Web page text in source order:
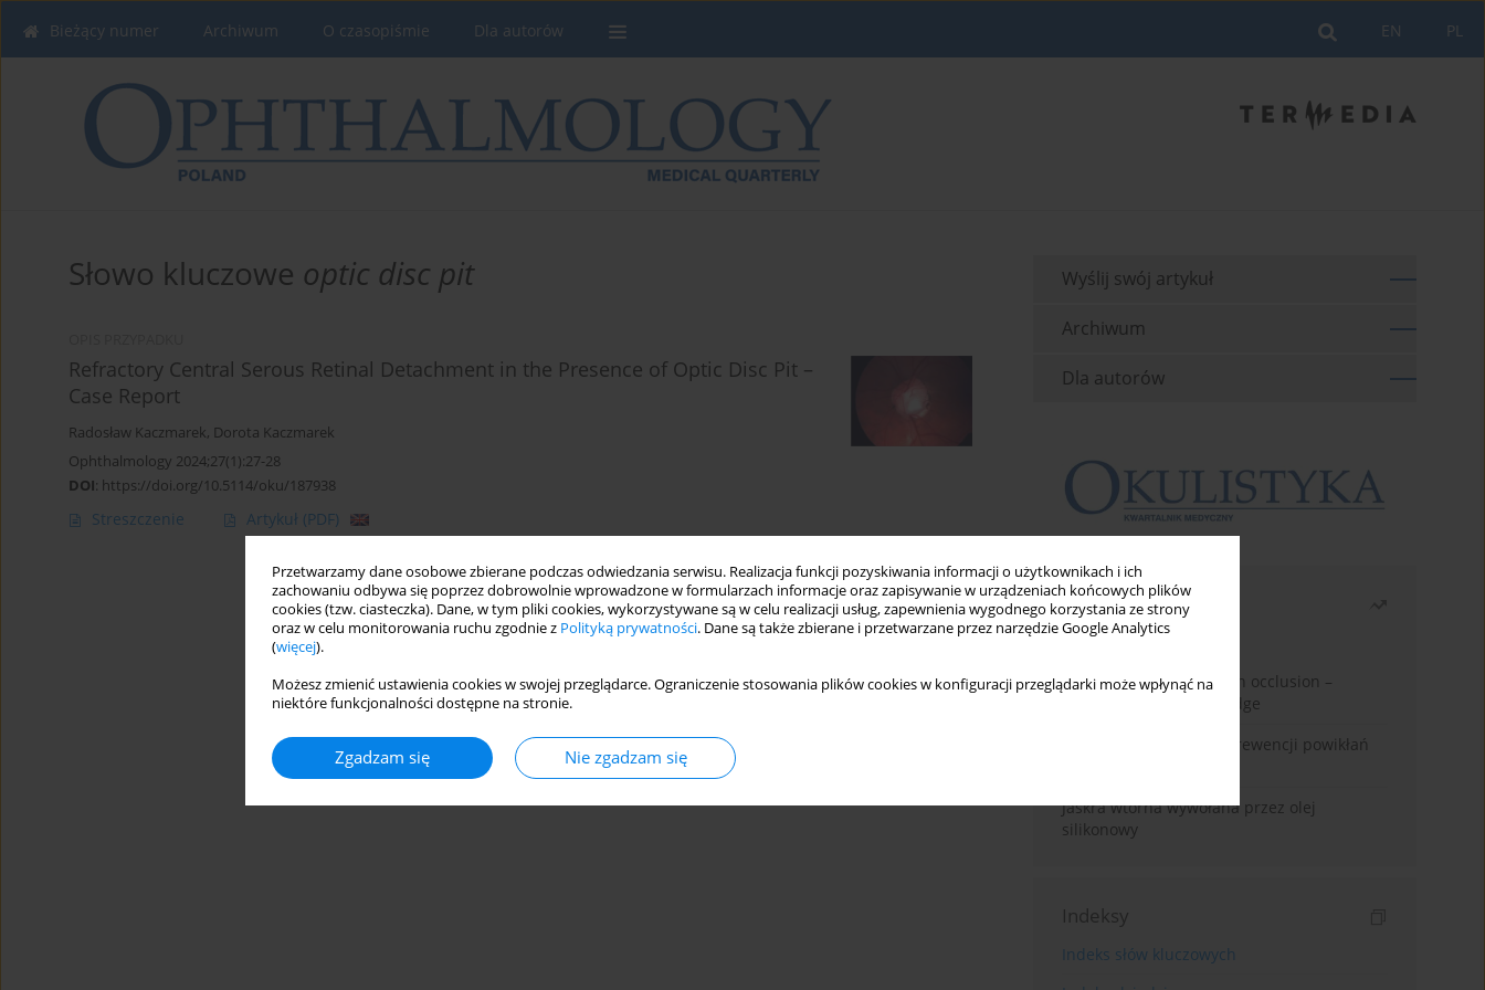
Przetwarzamy dane osobowe zbierane podczas odwiedzania serwisu. Realizacja funkcji pozyskiwania informacji o użytkownikach i ich
zachowaniu odbywa się poprzez dobrowolnie wprowadzone w formularzach informacje oraz zapisywanie w urządzeniach końcowych plików
cookies (tzw. ciasteczka). Dane, w tym pliki cookies, wykorzystywane są w celu realizacji usług, zapewnienia wygodnego korzystania ze strony
oraz w celu monitorowania ruchu zgodnie z Polityką prywatności. Dane są także zbierane i przetwarzane przez narzędzie Google Analytics
(więcej).
Możesz zmienić ustawienia cookies w swojej przeglądarce. Ograniczenie stosowania plików cookies w konfiguracji przeglądarki może wpłynąć na
niektóre funkcjonalności dostępne na stronie.
Zgadzam się Nie zgadzam się
PL
EN
Bieżący numer Archiwum O czasopiśmie Dla autorów
Słowo kluczowe optic disc pit
Refractory Central Serous Retinal Detachment in the Presence of Optic Disc Pit –
Case Report
Radosław Kaczmarek, Dorota Kaczmarek
Ophthalmology 2024;27(1):27-28
DOI: https://doi.org/10.5114/oku/187938
Streszczenie Artykuł (PDF)
Wyślij swój artykuł
Archiwum
Dla autorów
Najczęściej czytane
Miesiąc
Rok
Treatment of retinal vein occlusion –
current state of knowledge
Kwas alfa-liponowy w prewencji powikłań
Jaskra wtórna wywołana przez olej
silikonowy
Indeksy
Indeks słów kluczowych